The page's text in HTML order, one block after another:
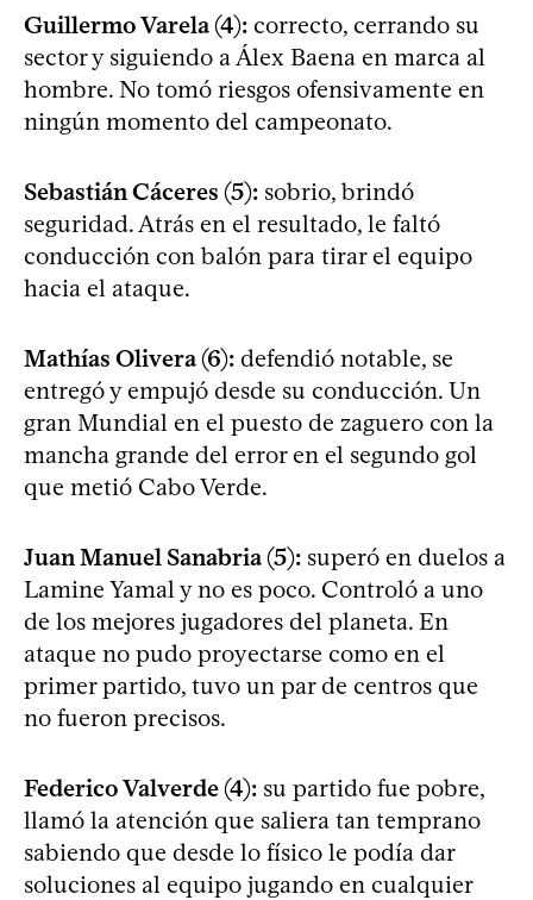
Guillermo Varela (4): correcto, cerrando su
sector y siguiendo a Álex Baena en marca al
hombre. No tomó riesgos ofensivamente en
ningún momento del campeonato.
Sebastián Cáceres (5): sobrio, brindó
seguridad. Atrás en el resultado, le faltó
conducción con balón para tirar el equipo
hacia el ataque.
Mathías Olivera (6): defendió notable, se
entregó y empujó desde su conducción. Un
gran Mundial en el puesto de zaguero con la
mancha grande del error en el segundo gol
que metió Cabo Verde.
Juan Manuel Sanabria (5): superó en duelos a
Lamine Yamal y no es poco. Controló a uno
de los mejores jugadores del planeta. En
ataque no pudo proyectarse como en el
primer partido, tuvo un par de centros que
no fueron precisos.
Federico Valverde (4): su partido fue pobre,
llamó la atención que saliera tan temprano
sabiendo que desde lo físico le podía dar
soluciones al equipo jugando en cualquier